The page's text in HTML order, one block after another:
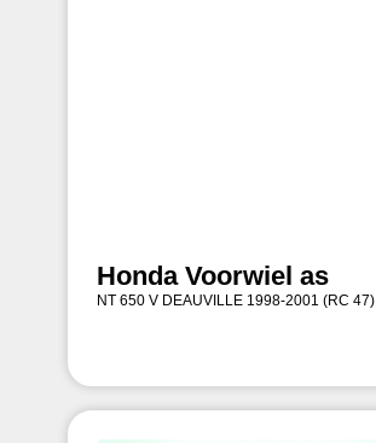
Honda Voorwiel as
NT 650 V DEAUVILLE 1998-2001 (RC 47)